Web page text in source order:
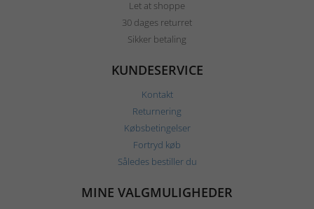
Let at shoppe
30 dages returret
Sikker betaling
KUNDESERVICE
Kontakt
Returnering
Købsbetingelser
Fortryd køb
Således bestiller du
MINE VALGMULIGHEDER